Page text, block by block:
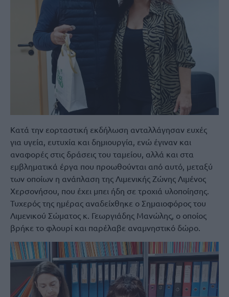
Κατά την εορταστική εκδήλωση ανταλλάγησαν ευχές
για υγεία, ευτυχία και δημιουργία, ενώ έγιναν και
αναφορές στις δράσεις του ταμείου, αλλά και στα
εμβληματικά έργα που προωθούνται από αυτό, μεταξύ
των οποίων η ανάπλαση της Λιμενικής Ζώνης Λιμένος
Χερσονήσου, που έχει μπει ήδη σε τροχιά υλοποίησης.
Τυχερός της ημέρας αναδείχθηκε ο Σημαιοφόρος του
Λιμενικού Σώματος κ. Γεωργιάδης Μανώλης, ο οποίος
βρήκε το φλουρί και παρέλαβε αναμνηστικό δώρο.